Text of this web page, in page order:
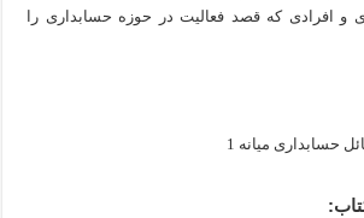
و افرادی که قصد فعالیت در حوزه حسابداری را
حسابداری میانه 1